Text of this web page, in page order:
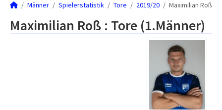
Männer Spielerstatistik Tore 2019/20 Maximilian Roß
Maximilian Roß : Tore (1.Männer)